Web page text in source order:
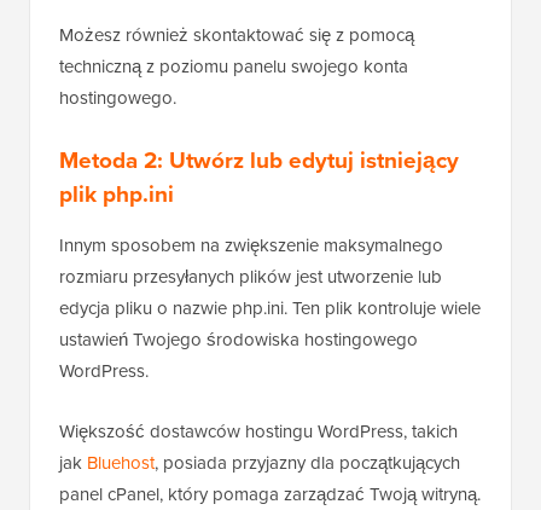
Możesz również skontaktować się z pomocą
techniczną z poziomu panelu swojego konta
hostingowego.
Metoda 2: Utwórz lub edytuj istniejący
plik php.ini
Innym sposobem na zwiększenie maksymalnego
rozmiaru przesyłanych plików jest utworzenie lub
edycja pliku o nazwie php.ini. Ten plik kontroluje wiele
ustawień Twojego środowiska hostingowego
WordPress.
Większość dostawców hostingu WordPress, takich
jak Bluehost, posiada przyjazny dla początkujących
panel cPanel, który pomaga zarządzać Twoją witryną.